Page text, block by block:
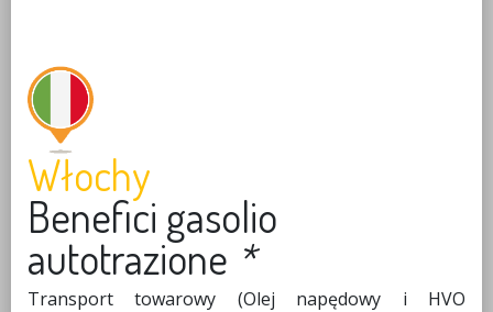
Włochy
Benefici gasolio
autotrazione *
Transport towarowy (Olej napędowy i HVO